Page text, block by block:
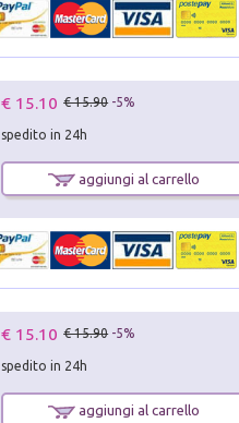
€ 15.10 € 15.90 -5%
spedito in 24h
aggiungi al carrello
€ 15.10 € 15.90 -5%
spedito in 24h
aggiungi al carrello